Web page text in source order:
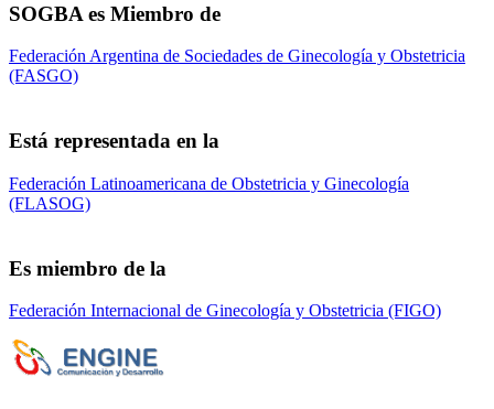
SOGBA es Miembro de
Federación Argentina de Sociedades de Ginecología y Obstetricia
(FASGO)
Está representada en la
Federación Latinoamericana de Obstetricia y Ginecología
(FLASOG)
Es miembro de la
Federación Internacional de Ginecología y Obstetricia (FIGO)